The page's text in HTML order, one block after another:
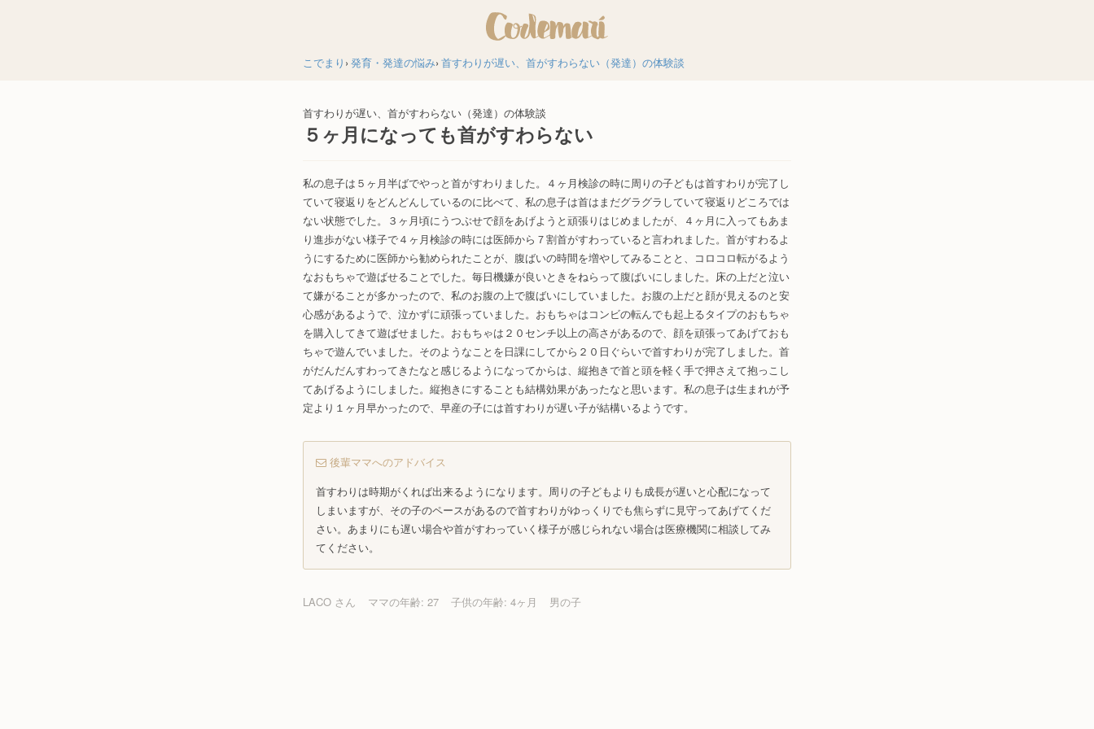
こでまり 発育・発達の悩み 首すわりが遅い、首がすわらない（発達）の体験談
首すわりが遅い、首がすわらない（発達）の体験談
５ヶ月になっても首がすわらない
私の息子は５ヶ月半ばでやっと首がすわりました。４ヶ月検診の時に周りの子どもは首すわりが完了し
ていて寝返りをどんどんしているのに比べて、私の息子は首はまだグラグラしていて寝返りどころでは
ない状態でした。３ヶ月頃にうつぶせで顔をあげようと頑張りはじめましたが、４ヶ月に入ってもあま
り進歩がない様子で４ヶ月検診の時には医師から７割首がすわっていると言われました。首がすわるよ
うにするために医師から勧められたことが、腹ばいの時間を増やしてみることと、コロコロ転がるよう
なおもちゃで遊ばせることでした。毎日機嫌が良いときをねらって腹ばいにしました。床の上だと泣い
て嫌がることが多かったので、私のお腹の上で腹ばいにしていました。お腹の上だと顔が見えるのと安
心感があるようで、泣かずに頑張っていました。おもちゃはコンビの転んでも起上るタイプのおもちゃ
を購入してきて遊ばせました。おもちゃは２０センチ以上の高さがあるので、顔を頑張ってあげておも
ちゃで遊んでいました。そのようなことを日課にしてから２０日ぐらいで首すわりが完了しました。首
がだんだんすわってきたなと感じるようになってからは、縦抱きで首と頭を軽く手で押さえて抱っこし
てあげるようにしました。縦抱きにすることも結構効果があったなと思います。私の息子は生まれが予
定より１ヶ月早かったので、早産の子には首すわりが遅い子が結構いるようです。
後輩ママへのアドバイス
首すわりは時期がくれば出来るようになります。周りの子どもよりも成長が遅いと心配になって
しまいますが、その子のペースがあるので首すわりがゆっくりでも焦らずに見守ってあげてくだ
さい。あまりにも遅い場合や首がすわっていく様子が感じられない場合は医療機関に相談してみ
てください。
LACO さん ママの年齢: 27 子供の年齢: 4ヶ月 男の子